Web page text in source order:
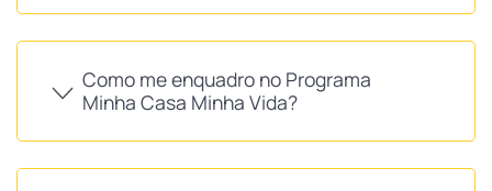
Como me enquadro no Programa
Minha Casa Minha Vida?